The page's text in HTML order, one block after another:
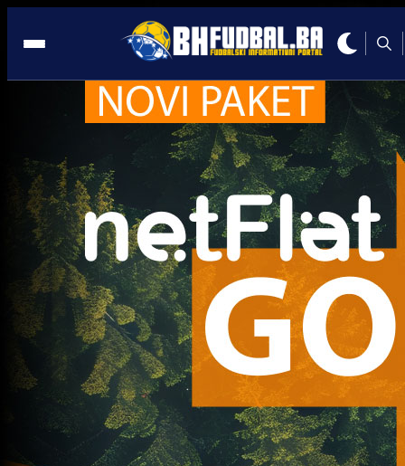
SLOVENIJA
A Selekcija
Mladi Zmaj: Srce mi je reklo da igram za BiH!
8 mjesec 1 sedmica